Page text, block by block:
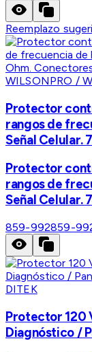
Reemplazo
WILSONPRO /
Protector
rangos de
Señal Celular.
Protector
rangos de
Señal Celular.
859-992859-
DITEK
Protector 120
Diagnóstico /